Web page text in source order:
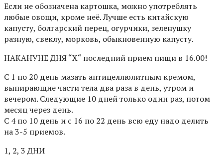
Если не обозначена картошка, можно употреблять
любые овощи, кроме неё. Лучше есть китайскую
капусту, болгарский перец, огурчики, зеленушку
разную, свеклу, морковь, обыкновенную капусту.
НАКАНУНЕ ДНЯ “Х“ последний прием пищи в 16.00!
С 1 по 20 день мазать антицеллюлитным кремом,
выпирающие части тела два раза в день, утром и
вечером. Следующие 10 дней только один раз, потом
месяц через день.
C 4 по 10 день и с 16 по 22 день всю еду надо делить
на 3-5 приемов.
1, 2, 3 ДНИ